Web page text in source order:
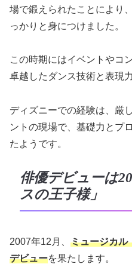
場で鍛えられたことにより
っかりと身につけました。
この時期にはイベントやコ
卓越したダンス技術と表現
ディズニーでの経験は、厳
ントの現場で、基礎力とプ
たようです。
俳優デビューは
スの王子様」
2007年12月、 ミュージカル
デビューを果たします。